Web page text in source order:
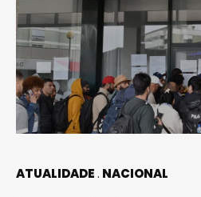
ATUALIDADE NACIONAL